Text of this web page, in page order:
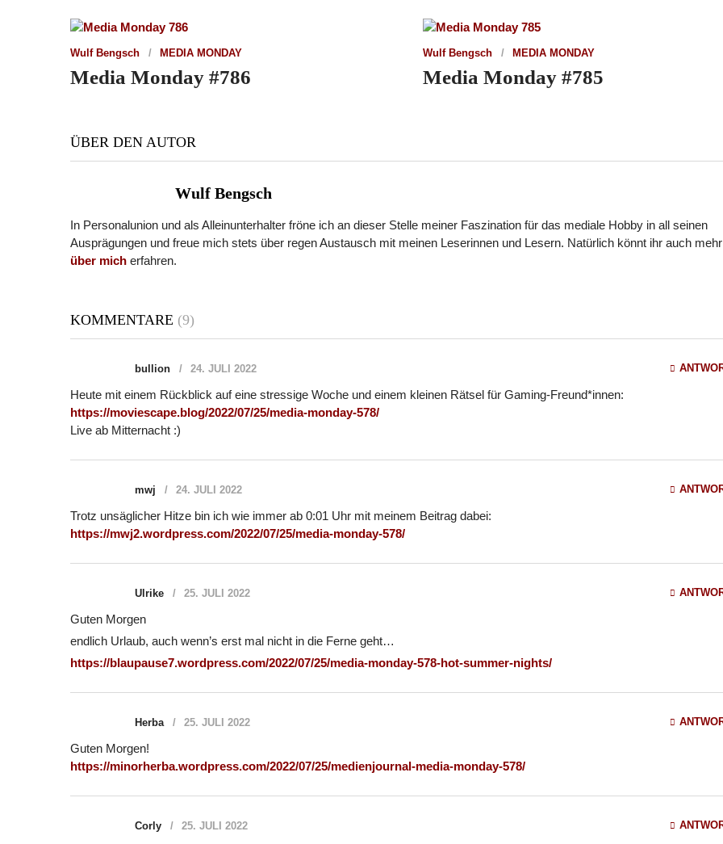
Wulf Bengsch MEDIA MONDAY
Media Monday #786
Wulf Bengsch MEDIA MONDAY
Media Monday #785
ÜBER DEN AUTOR
Wulf Bengsch
In Personalunion und als Alleinunterhalter fröne ich an dieser Stelle meiner Faszination für das mediale Hobby in all seinen
Ausprägungen und freue mich stets über regen Austausch mit meinen Leserinnen und Lesern. Natürlich könnt ihr auch mehr
über mich erfahren.
KOMMENTARE (9)
bullion 24. JULI 2022
Heute mit einem Rückblick auf eine stressige Woche und einem kleinen Rätsel für Gaming-Freund*innen:
https://moviescape.blog/2022/07/25/media-monday-578/
Live ab Mitternacht :)
mwj 24. JULI 2022
Trotz unsäglicher Hitze bin ich wie immer ab 0:01 Uhr mit meinem Beitrag dabei:
https://mwj2.wordpress.com/2022/07/25/media-monday-578/
Ulrike 25. JULI 2022
Guten Morgen
endlich Urlaub, auch wenn’s erst mal nicht in die Ferne geht…
https://blaupause7.wordpress.com/2022/07/25/media-monday-578-hot-summer-nights/
Herba 25. JULI 2022
Guten Morgen!
https://minorherba.wordpress.com/2022/07/25/medienjournal-media-monday-578/
Corly 25. JULI 2022